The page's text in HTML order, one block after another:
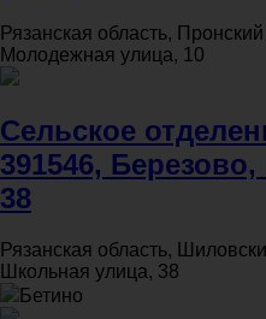
Рязанская область,
Молодежная улица, 10
Сельское
391546,
38
Рязанская область,
Школьная улица, 38
Бетино